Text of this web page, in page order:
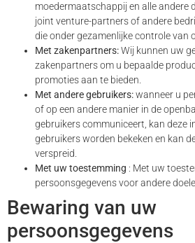
moedermaatschappij en alle andere
joint venture-partners of andere
die onder gezamenlijke controle van
Met zakenpartners:Wij kunnen uw
zakenpartners om u bepaalde
promoties aan te bieden.
Met andere gebruikers:wanneer u
of op een andere manier in de
gebruikers communiceert, kan deze
gebruikers worden bekeken en kan
verspreid.
Met uw toestemming : Met uw
persoonsgegevens voor andere
Bewaring van uw
persoonsgegevens